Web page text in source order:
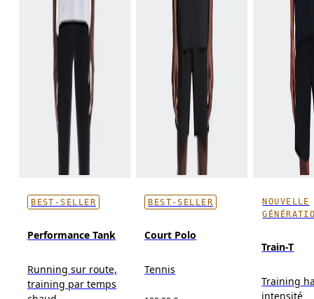
BEST-SELLER
Performance Tank
Running sur route,
training par temps
BEST-SELLER
Court Polo
Tennis
NOUVELLE
Train-T
Training
intensité